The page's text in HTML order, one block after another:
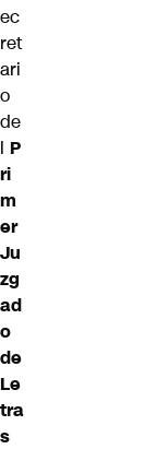
ec
ret
ari
o
de
l P
ri
m
er
Ju
zg
ad
o
de
Le
tra
s